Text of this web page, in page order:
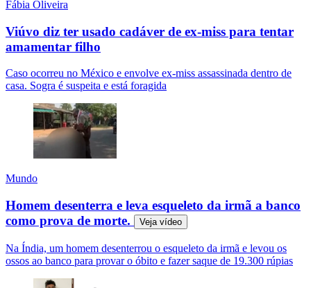
Fábia Oliveira
Viúvo diz ter usado cadáver de ex-miss para tentar
amamentar filho
Caso ocorreu no México e envolve ex-miss assassinada dentro de
casa. Sogra é suspeita e está foragida
Mundo
Homem desenterra e leva esqueleto da irmã a banco
como prova de morte.
Veja vídeo
Na Índia, um homem desenterrou o esqueleto da irmã e levou os
ossos ao banco para provar o óbito e fazer saque de 19.300 rúpias